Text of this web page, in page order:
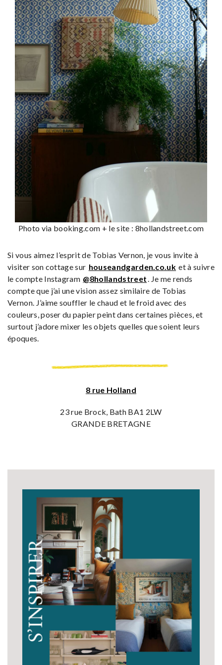
Photo via booking.com + le site : 8hollandstreet.com
Si vous aimez l’esprit de Tobias Vernon, je vous invite à
visiter son cottage sur houseandgarden.co.uk et à suivre
le compte Instagram @8hollandstreet. Je me rends
compte que j’ai une vision assez similaire de Tobias
Vernon. J’aime souffler le chaud et le froid avec des
couleurs, poser du papier peint dans certaines pièces, et
surtout j’adore mixer les objets quelles que soient leurs
époques.
8 rue Holland
23 rue Brock, Bath BA1 2LW
GRANDE BRETAGNE